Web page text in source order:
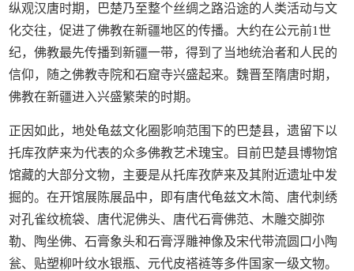
纵观汉唐时期，巴楚乃至整个丝绸之路沿途的人类活动与文
化交往，促进了佛教在新疆地区的传播。大约在公元前1世
纪，佛教最先传播到新疆一带，得到了当地统治者和人民的
信仰，随之佛教寺院和石窟寺兴盛起来。魏晋至隋唐时期，
佛教在新疆进入兴盛繁荣的时期。
正因如此，地处龟兹文化圈影响范围下的巴楚县，遗留下以
托库孜萨来为代表的众多佛教艺术瑰宝。目前巴楚县博物馆
馆藏的大部分文物，主要是从托库孜萨来及其附近遗址中发
掘的。在开馆展陈展品中，即有唐代龟兹文木简、唐代刺绣
对孔雀纹梳袋、唐代泥佛头、唐代石膏佛范、木雕交脚弥
勒、陶坐佛、石膏象头和石膏浮雕神像及宋代带流圆口小陶
瓮、贴塑柳叶纹水银瓶、元代皮褡裢等多件国家一级文物。